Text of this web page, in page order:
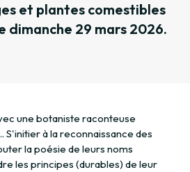
et plantes comestibles
dimanche 29 mars 2026.
une botaniste raconteuse
S'initier à la reconnaissance des
la poésie de leurs noms
les principes (durables) de leur